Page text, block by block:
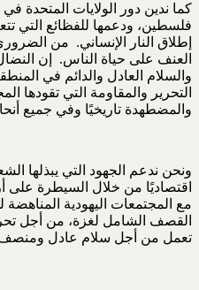
كما ندين دور الولايات المتحدة
فلسطين، ودعمها للفظائع التي
إطلاق النار الإنساني. من الضروري
العنف على حياة الناس. إن
والسلام العادل والدائم في
التحرير والمقاومة التي تقودها
والمضطهدة تاريخيًا وفي جميع
ونحن ندعم الجهود التي يبذلها
اقتصاديًا من خلال السيطرة على
مع المجتمعات اليهودية
القصف الشامل لغزة، من أجل
تعمل من أجل سلام عادل ومنصف